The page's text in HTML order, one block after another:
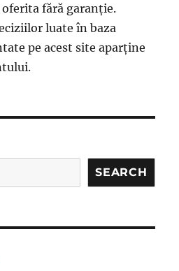
oferita fără garanție.
luate în baza
pe acest site aparține
SEARCH